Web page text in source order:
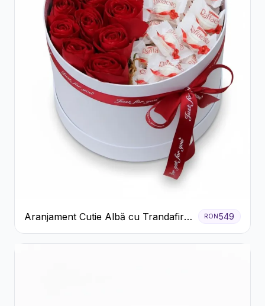
Aranjament Cutie Albă cu Trandafiri
Roșii și Raffaello
RON549